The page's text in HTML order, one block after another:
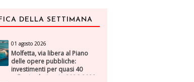
DELLA SETTIMANA
01 agosto 2026
Molfetta, via libera al Piano
delle opere pubbliche:
investimenti per quasi 40
milioni nel triennio 2026-2028